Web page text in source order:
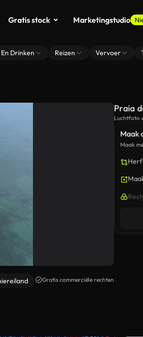
Gratis stock Marketingstudio
Drinken Reizen Vervoer
Gratis commerciële rechten
Maak
Maak
Praia
Luchtfoto